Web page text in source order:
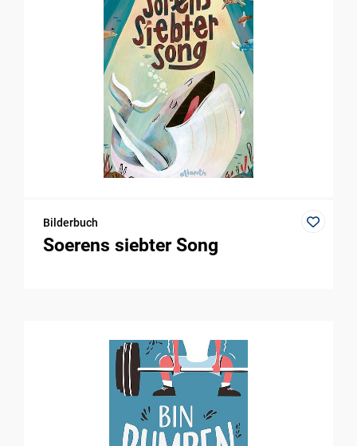
Bilderbuch
Soerens siebter Song